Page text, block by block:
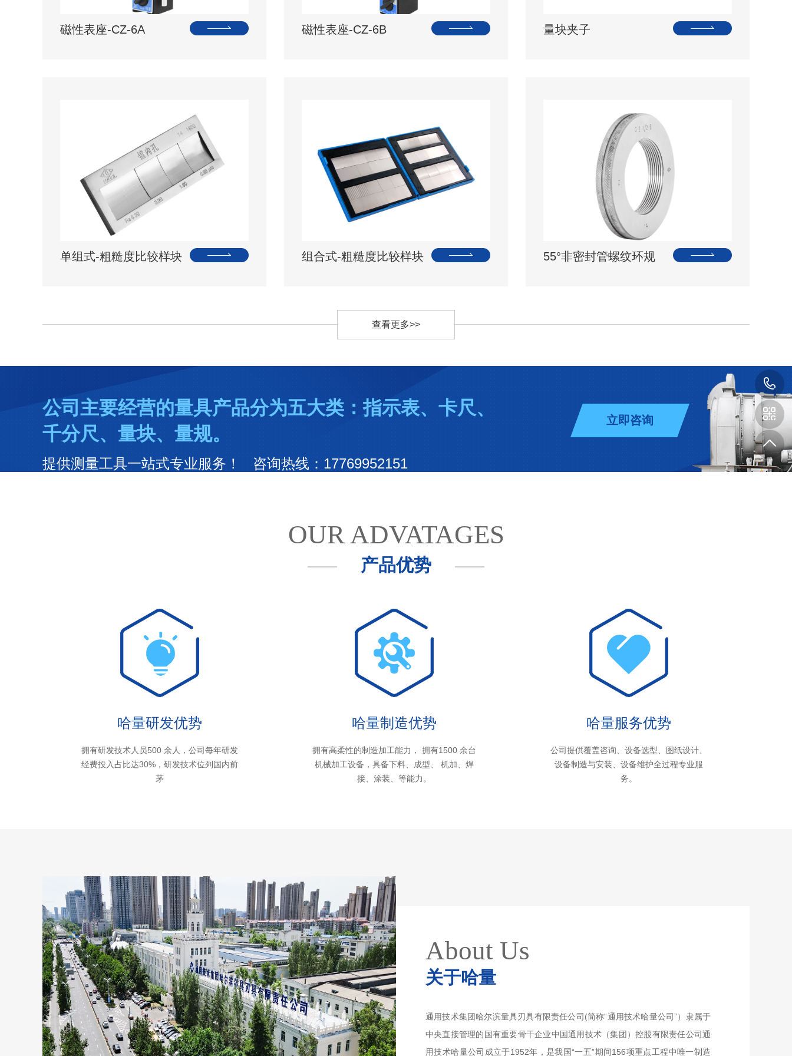
磁性表座-CZ-6A 磁性表座-CZ-6B 量块夹子
单组式-粗糙度比较样块 组合式-粗糙度比较样块 55°非密封管螺纹环规
查看更多>>
公司主要经营的量具产品分为五大类：指示表、卡尺、
千分尺、量块、量规。
提供测量工具一站式专业服务！ 咨询热线：17769952151
立即咨询
OUR ADVATAGES
产品优势
哈量研发优势
拥有研发技术人员500 余人，公司每年研发
经费投入占比达30%，研发技术位列国内前
茅
哈量制造优势
拥有高柔性的制造加工能力， 拥有1500 余台
机械加工设备，具备下料、成型、 机加、焊
接、涂装、等能力。
哈量服务优势
公司提供覆盖咨询、设备选型、图纸设计、
设备制造与安装、设备维护全过程专业服
务。
About Us
关于哈量
通用技术集团哈尔滨量具刃具有限责任公司(简称“通用技术哈量公司”）隶属于
中央直接管理的国有重要骨干企业中国通用技术（集团）控股有限责任公司通
用技术哈量公司成立于1952年，是我国“一五”期间156项重点工程中唯一制造